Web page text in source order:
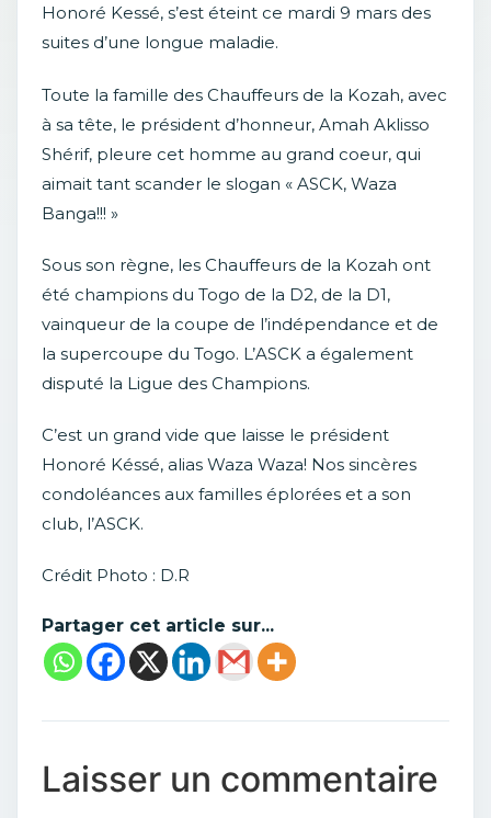
Honoré Kessé, s’est éteint ce mardi 9 mars des
suites d’une longue maladie.
Toute la famille des Chauffeurs de la Kozah, avec
à sa tête, le président d’honneur, Amah Aklisso
Shérif, pleure cet homme au grand coeur, qui
aimait tant scander le slogan « ASCK, Waza
Banga!!! »
Sous son règne, les Chauffeurs de la Kozah ont
été champions du Togo de la D2, de la D1,
vainqueur de la coupe de l’indépendance et de
la supercoupe du Togo. L’ASCK a également
disputé la Ligue des Champions.
C’est un grand vide que laisse le président
Honoré Késsé, alias Waza Waza! Nos sincères
condoléances aux familles éplorées et a son
club, l’ASCK.
Crédit Photo : D.R
Partager cet article sur...
Laisser un commentaire